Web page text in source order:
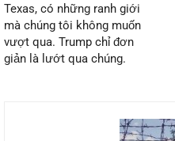
Texas, có những ranh giới
mà chúng tôi không muốn
vượt qua. Trump chỉ đơn
giản là lướt qua chúng.